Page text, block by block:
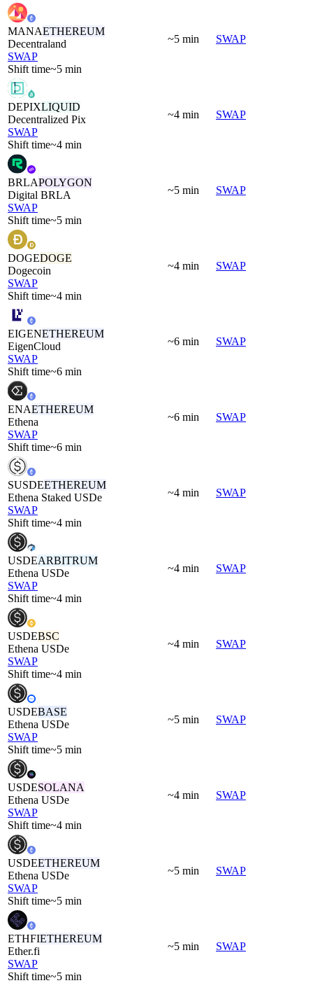
MANAETHEREUM
Decentraland
SWAP
Shift time~5 min
~5 min SWAP
DEPIXLIQUID
Decentralized Pix
SWAP
Shift time~4 min
~4 min SWAP
BRLAPOLYGON
Digital BRLA
SWAP
Shift time~5 min
~5 min SWAP
DOGEDOGE
Dogecoin
SWAP
Shift time~4 min
~4 min SWAP
EIGENETHEREUM
EigenCloud
SWAP
Shift time~6 min
~6 min SWAP
ENAETHEREUM
Ethena
SWAP
Shift time~6 min
~6 min SWAP
SUSDEETHEREUM
Ethena Staked USDe
SWAP
Shift time~4 min
~4 min SWAP
USDEARBITRUM
Ethena USDe
SWAP
Shift time~4 min
~4 min SWAP
USDEBSC
Ethena USDe
SWAP
Shift time~4 min
~4 min SWAP
USDEBASE
Ethena USDe
SWAP
Shift time~5 min
~5 min SWAP
USDESOLANA
Ethena USDe
SWAP
Shift time~4 min
~4 min SWAP
USDEETHEREUM
Ethena USDe
SWAP
Shift time~5 min
~5 min SWAP
ETHFIETHEREUM
Ether.fi
SWAP
Shift time~5 min
~5 min SWAP